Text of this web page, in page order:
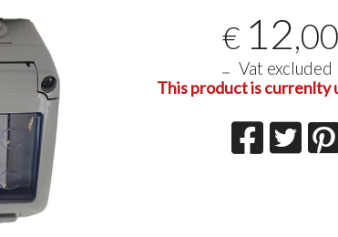
€ 12,00
Vat excluded
This product is currenlty
01-08-